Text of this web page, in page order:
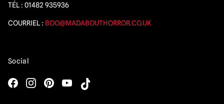
TÉL : 01482 935936
COURRIEL : BOO@MADABOUTHORROR.CO.UK
Social